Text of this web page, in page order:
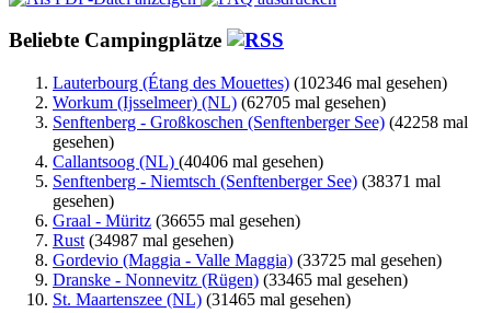
Beliebte Campingplätze
Lauterbourg (Étang des Mouettes) (102346 mal gesehen)
Workum (Ijsselmeer) (NL) (62705 mal gesehen)
Senftenberg - Großkoschen (Senftenberger See) (42258 mal
gesehen)
Callantsoog (NL) (40406 mal gesehen)
Senftenberg - Niemtsch (Senftenberger See) (38371 mal
gesehen)
Graal - Müritz (36655 mal gesehen)
Rust (34987 mal gesehen)
Gordevio (Maggia - Valle Maggia) (33725 mal gesehen)
Dranske - Nonnevitz (Rügen) (33465 mal gesehen)
St. Maartenszee (NL) (31465 mal gesehen)